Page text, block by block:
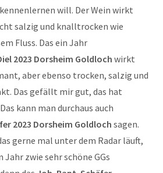
will. Der Wein wirkt
salzig und knalltrocken wie
Fluss. Das ein Jahr
2023 Dorsheim Goldloch wirkt
aber ebenso trocken, salzig und
Das gefällt mir gut, das hat
kann man durchaus auch
2023 Dorsheim Goldloch sagen.
gerne mal unter dem Radar läuft,
Jahr zwie sehr schöne GGs